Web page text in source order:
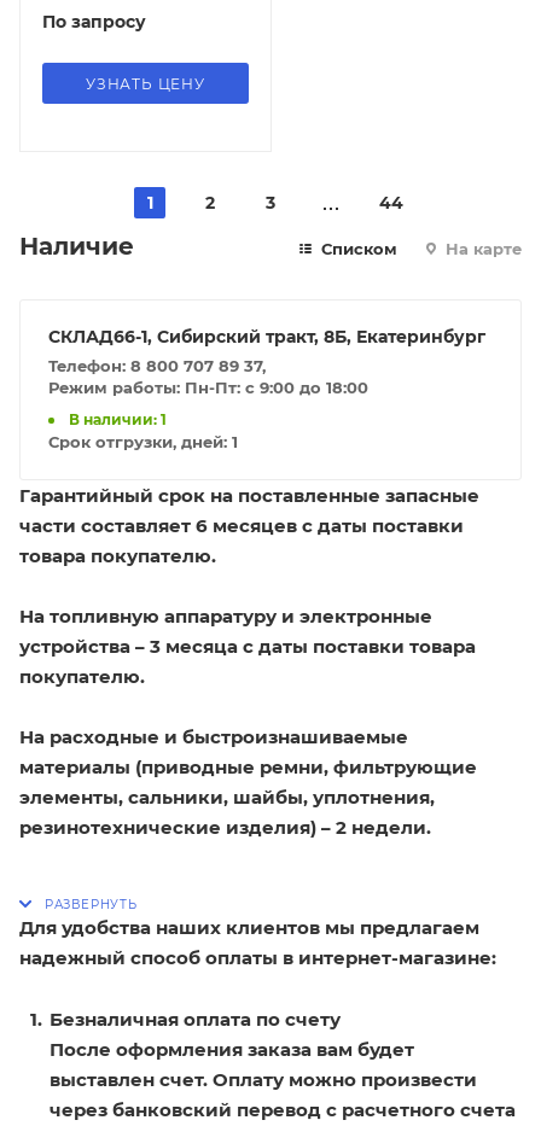
По запросу
УЗНАТЬ ЦЕНУ
1 2 3 44
Наличие Списком На карте
СКЛАД66-1, Сибирский тракт, 8Б, Екатеринбург
Телефон: 8 800 707 89 37,
Режим работы: Пн-Пт: с 9:00 до 18:00
В наличии: 1
Срок отгрузки, дней: 1
Гарантийный срок на поставленные запасные
части составляет 6 месяцев с даты поставки
товара покупателю.
На топливную аппаратуру и электронные
устройства – 3 месяца с даты поставки товара
покупателю.
На расходные и быстроизнашиваемые
материалы (приводные ремни, фильтрующие
элементы, сальники, шайбы, уплотнения,
резинотехнические изделия) – 2 недели.
Для удобства наших клиентов мы предлагаем
надежный способ оплаты в интернет-магазине:
Безналичная оплата по счету
После оформления заказа вам будет
выставлен счет. Оплату можно произвести
через банковский перевод с расчетного счета